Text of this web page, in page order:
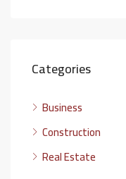
Categories
Business
Construction
Real Estate